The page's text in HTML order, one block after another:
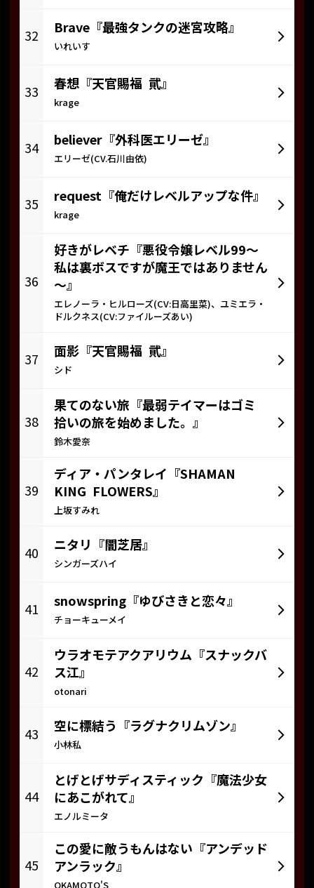
32
Brave『最強タンクの迷宮攻略』
いれいす
33
春想『天官賜福 貮』
krage
34
believer『外科医エリーゼ』
エリーゼ(CV.石川由依)
35
request『俺だけレベルアップな件』
krage
36
好きがレベチ『悪役令嬢レベル99～
私は裏ボスですが魔王ではありません
～』
エレノーラ・ヒルローズ(CV:日高里菜)、ユミエラ・
ドルクネス(CV:ファイルーズあい)
37
面影『天官賜福 貮』
シド
38
果てのない旅『最弱テイマーはゴミ
拾いの旅を始めました。』
鈴木愛奈
39
ディア・パンタレイ『SHAMAN
KING FLOWERS』
上坂すみれ
40
ニタリ『闇芝居』
シンガーズハイ
41
snowspring『ゆびさきと恋々』
チョーキューメイ
42
ウラオモテアクアリウム『スナックバ
ス江』
otonari
43
空に標結う『ラグナクリムゾン』
小林私
44
とげとげサディスティック『魔法少女
にあこがれて』
エノルミータ
45
この愛に敵うもんはない『アンデッド
アンラック』
OKAMOTO'S